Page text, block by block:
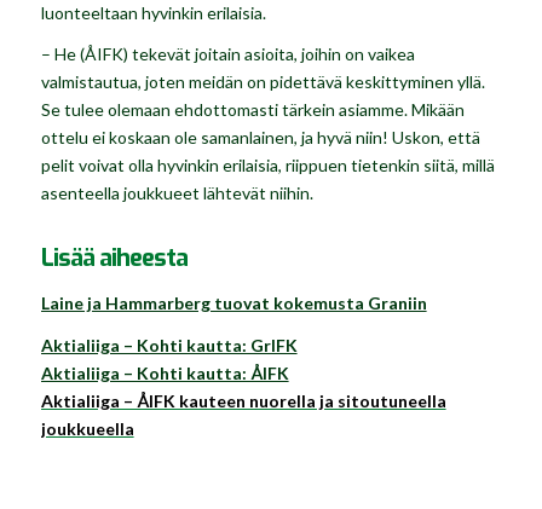
luonteeltaan hyvinkin erilaisia.
– He (ÅIFK) tekevät joitain asioita, joihin on vaikea
valmistautua, joten meidän on pidettävä keskittyminen yllä.
Se tulee olemaan ehdottomasti tärkein asiamme. Mikään
ottelu ei koskaan ole samanlainen, ja hyvä niin! Uskon, että
pelit voivat olla hyvinkin erilaisia, riippuen tietenkin siitä, millä
asenteella joukkueet lähtevät niihin.
Lisää aiheesta
Laine ja Hammarberg tuovat kokemusta Graniin
Aktialiiga – Kohti kautta: GrIFK
Aktialiiga – Kohti kautta: ÅIFK
Aktialiiga – ÅIFK kauteen nuorella ja sitoutuneella
joukkueella